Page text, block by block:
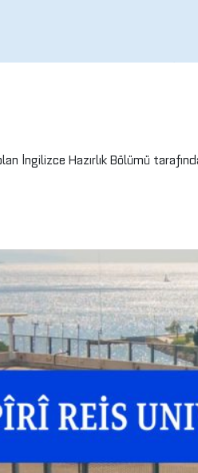
İngilizce Hazırlık Bölümü